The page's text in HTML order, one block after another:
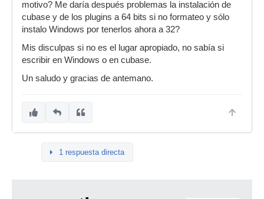
motivo? Me daría después problemas la instalación de
cubase y de los plugins a 64 bits si no formateo y sólo
instalo Windows por tenerlos ahora a 32?
Mis disculpas si no es el lugar apropiado, no sabía si
escribir en Windows o en cubase.
Un saludo y gracias de antemano.
1 respuesta directa